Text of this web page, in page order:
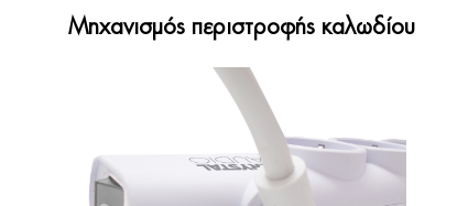
Μηχανισμός περιστροφής καλωδίου